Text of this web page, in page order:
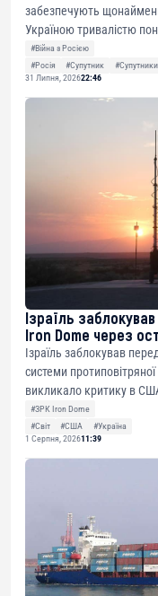
забезпечують
Україною тривалістю
#Війна з Росією
#Росія
#Супутник
31 Липня, 202622:46
Ізраїль
Iron Dome через
Ізраїль заблокував
системи
викликало критику в
#ЗРК Iron Dome
#Світ
#США
#Україна
1 Серпня, 202611:39